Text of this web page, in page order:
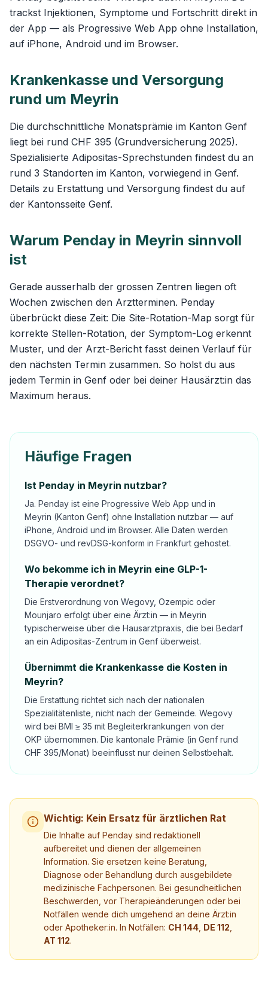
trackst Injektionen, Symptome und Fortschritt direkt in
der App — als Progressive Web App ohne Installation,
auf iPhone, Android und im Browser.
Krankenkasse und Versorgung
rund um Meyrin
Die durchschnittliche Monatsprämie im Kanton Genf
liegt bei rund CHF 395 (Grundversicherung 2025).
Spezialisierte Adipositas-Sprechstunden findest du an
rund 3 Standorten im Kanton, vorwiegend in Genf.
Details zu Erstattung und Versorgung findest du auf
der Kantonsseite Genf.
Warum Penday in Meyrin sinnvoll
ist
Gerade ausserhalb der grossen Zentren liegen oft
Wochen zwischen den Arztterminen. Penday
überbrückt diese Zeit: Die Site-Rotation-Map sorgt für
korrekte Stellen-Rotation, der Symptom-Log erkennt
Muster, und der Arzt-Bericht fasst deinen Verlauf für
den nächsten Termin zusammen. So holst du aus
jedem Termin in Genf oder bei deiner Hausärzt:in das
Maximum heraus.
Häufige Fragen
Ist Penday in Meyrin nutzbar?
Ja. Penday ist eine Progressive Web App und in
Meyrin (Kanton Genf) ohne Installation nutzbar — auf
iPhone, Android und im Browser. Alle Daten werden
DSGVO- und revDSG-konform in Frankfurt gehostet.
Wo bekomme ich in Meyrin eine GLP-1-
Therapie verordnet?
Die Erstverordnung von Wegovy, Ozempic oder
Mounjaro erfolgt über eine Ärzt:in — in Meyrin
typischerweise über die Hausarztpraxis, die bei Bedarf
an ein Adipositas-Zentrum in Genf überweist.
Übernimmt die Krankenkasse die Kosten in
Meyrin?
Die Erstattung richtet sich nach der nationalen
Spezialitätenliste, nicht nach der Gemeinde. Wegovy
wird bei BMI ≥ 35 mit Begleiterkrankungen von der
OKP übernommen. Die kantonale Prämie (in Genf rund
CHF 395/Monat) beeinflusst nur deinen Selbstbehalt.
Wichtig: Kein Ersatz für ärztlichen Rat
Die Inhalte auf Penday sind redaktionell
aufbereitet und dienen der allgemeinen
Information. Sie ersetzen keine Beratung,
Diagnose oder Behandlung durch ausgebildete
medizinische Fachpersonen. Bei gesundheitlichen
Beschwerden, vor Therapieänderungen oder bei
Notfällen wende dich umgehend an deine Ärzt:in
oder Apotheker:in. In Notfällen: CH 144 DE 112
AT 112.